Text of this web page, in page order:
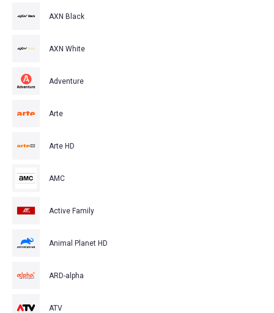
AXN Black
AXN White
Adventure
Arte
Arte HD
AMC
Active Family
Animal Planet HD
ARD-alpha
ATV